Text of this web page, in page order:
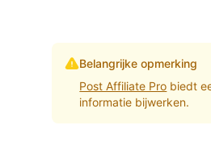
Belangrijke opmerking
Post Affiliate Pro biedt
informatie bijwerken.